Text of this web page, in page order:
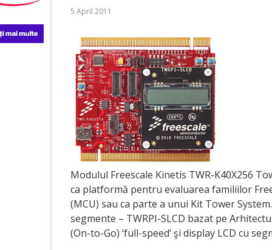
5 April 2011
Modulul Freescale Kinetis TWR-K40X256
ca platformă pentru evaluarea familiilor
(MCU) sau ca parte a unui Kit Tower
segmente – TWRPI-SLCD bazat pe
(On-to-Go) ‘full-speed’ şi display LCD cu